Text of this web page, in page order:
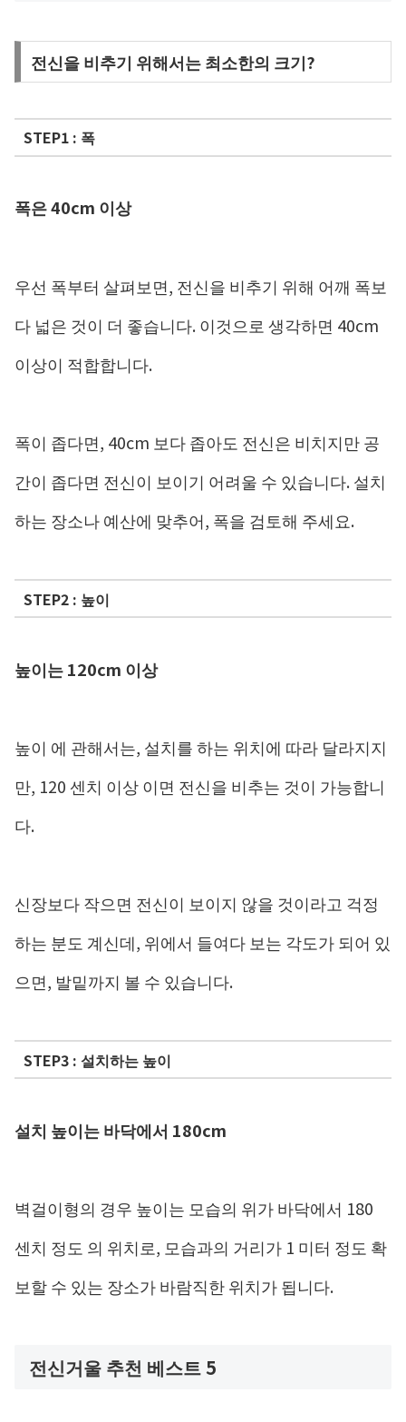
전신을 비추기 위해서는 최소한의 크기?
STEP1 : 폭
폭은 40cm 이상
우선 폭부터 살펴보면, 전신을 비추기 위해 어깨 폭보
다 넓은 것이 더 좋습니다. 이것으로 생각하면 40cm
이상이 적합합니다.
폭이 좁다면, 40cm 보다 좁아도 전신은 비치지만 공
간이 좁다면 전신이 보이기 어려울 수 있습니다. 설치
하는 장소나 예산에 맞추어, 폭을 검토해 주세요.
STEP2 : 높이
높이는 120cm 이상
높이 에 관해서는, 설치를 하는 위치에 따라 달라지지
만, 120 센치 이상 이면 전신을 비추는 것이 가능합니
다.
신장보다 작으면 전신이 보이지 않을 것이라고 걱정
하는 분도 계신데, 위에서 들여다 보는 각도가 되어 있
으면, 발밑까지 볼 수 있습니다.
STEP3 : 설치하는 높이
설치 높이는 바닥에서 180cm
벽걸이형의 경우 높이는 모습의 위가 바닥에서 180
센치 정도 의 위치로, 모습과의 거리가 1 미터 정도 확
보할 수 있는 장소가 바람직한 위치가 됩니다.
전신거울 추천 베스트 5